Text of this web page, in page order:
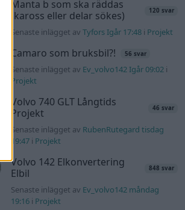
Manta b som ska räddas
(kaross eller delar sökes)
120 svar
Senaste inlägget avTyfors Igår 17:48 i Projekt
Camaro som bruksbil?! 56 svar
Senaste inlägget av Ev_volvo142 Igår 09:02 i
Projekt
Volvo 740 GLT Långtids
Projekt
46 svar
Senaste inlägget av RubenRutegard tisdag
19:47 i Projekt
Volvo 142 Elkonvertering
Elbil
848 svar
Senaste inlägget av Ev_volvo142 måndag
19:16 i Projekt